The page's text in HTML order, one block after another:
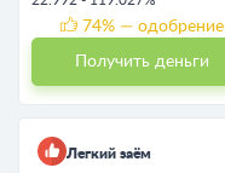
74% — одобрение
Получить деньги
Легкий заём